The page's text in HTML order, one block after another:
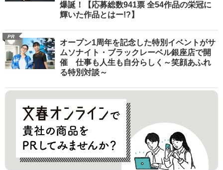
爆誕！【応募総数941票 全54作品の栄冠に
輝いた作品とはー!?】
PR
オープン1周年を記念した特別イベントがサ
ムソナイト・ブラックレーベル銀座店で開
催 仕事も人生も自分らしく～笑顔あふれ
る特別対談～